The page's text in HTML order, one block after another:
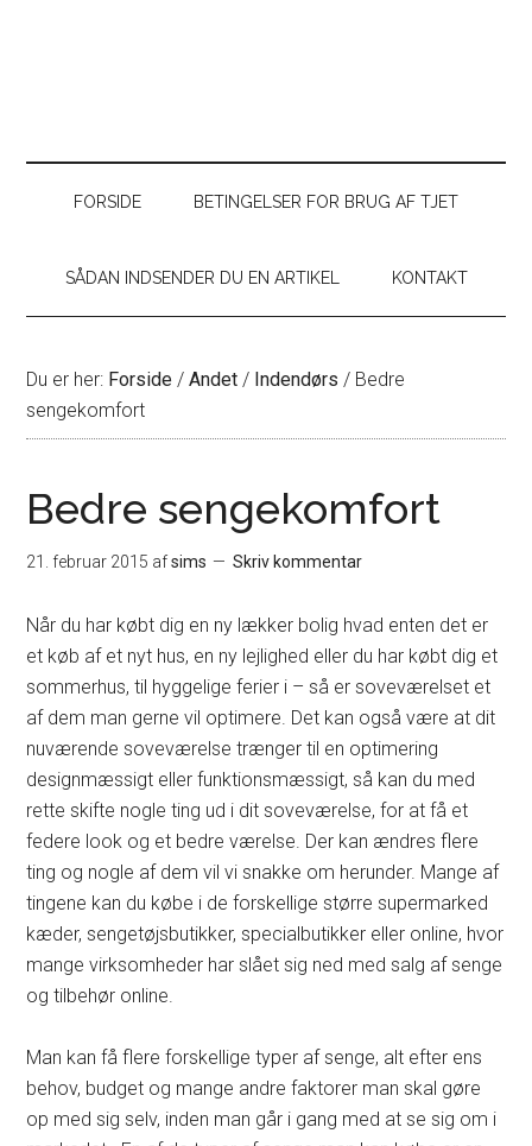
FORSIDE BETINGELSER FOR BRUG AF TJET
SÅDAN INDSENDER DU EN ARTIKEL KONTAKT
Du er her: Forside / Andet / Indendørs / Bedre
sengekomfort
Bedre sengekomfort
21. februar 2015 afsims Skriv kommentar
Når du har købt dig en ny lækker bolig hvad enten det er
et køb af et nyt hus, en ny lejlighed eller du har købt dig et
sommerhus, til hyggelige ferier i – så er soveværelset et
af dem man gerne vil optimere. Det kan også være at dit
nuværende soveværelse trænger til en optimering
designmæssigt eller funktionsmæssigt, så kan du med
rette skifte nogle ting ud i dit soveværelse, for at få et
federe look og et bedre værelse. Der kan ændres flere
ting og nogle af dem vil vi snakke om herunder. Mange af
tingene kan du købe i de forskellige større supermarked
kæder, sengetøjsbutikker, specialbutikker eller online, hvor
mange virksomheder har slået sig ned med salg af senge
og tilbehør online.
Man kan få flere forskellige typer af senge, alt efter ens
behov, budget og mange andre faktorer man skal gøre
op med sig selv, inden man går i gang med at se sig om i